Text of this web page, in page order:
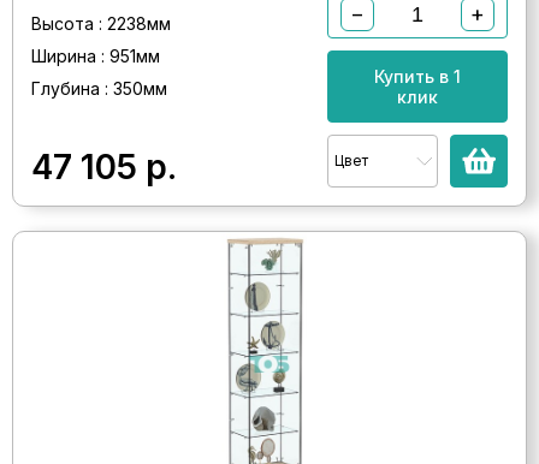
Высота : 2238мм
Ширина : 951мм
Глубина : 350мм
47 105 р.
− +
Купить в 1
клик
Цвет